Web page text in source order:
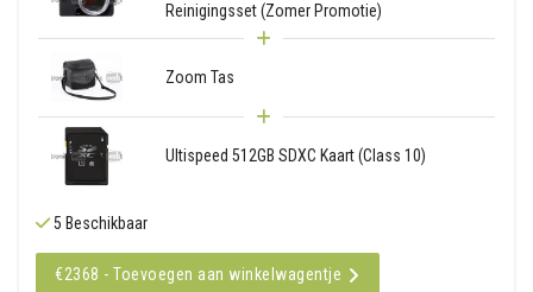
Reinigingsset (Zomer Promotie)
Zoom Tas
Ultispeed 512GB SDXC Kaart (Class 10)
5 Beschikbaar
€2368 - Toevoegen aan winkelwagentje